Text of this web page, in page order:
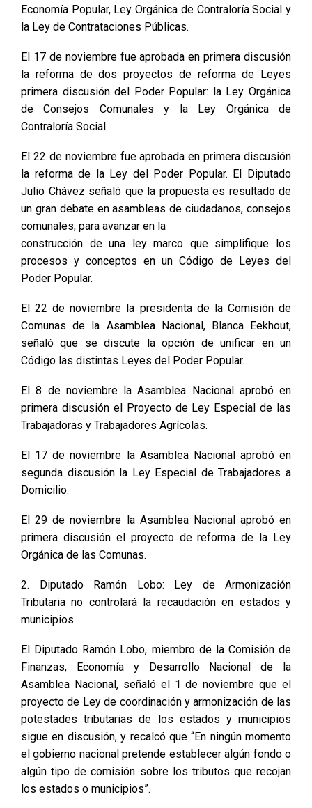
Economía Popular, Ley Orgánica de Contraloría Social y
la Ley de Contrataciones Públicas.
El 17 de noviembre fue aprobada en primera discusión
la reforma de dos proyectos de reforma de Leyes
primera discusión del Poder Popular: la Ley Orgánica
de Consejos Comunales y la Ley Orgánica de
Contraloría Social.
El 22 de noviembre fue aprobada en primera discusión
la reforma de la Ley del Poder Popular. El Diputado
Julio Chávez señaló que la propuesta es resultado de
un gran debate en asambleas de ciudadanos, consejos
comunales, para avanzar en la
construcción de una ley marco que simplifique los
procesos y conceptos en un Código de Leyes del
Poder Popular.
El 22 de noviembre la presidenta de la Comisión de
Comunas de la Asamblea Nacional, Blanca Eekhout,
señaló que se discute la opción de unificar en un
Código las distintas Leyes del Poder Popular.
El 8 de noviembre la Asamblea Nacional aprobó en
primera discusión el Proyecto de Ley Especial de las
Trabajadoras y Trabajadores Agrícolas.
El 17 de noviembre la Asamblea Nacional aprobó en
segunda discusión la Ley Especial de Trabajadores a
Domicilio.
El 29 de noviembre la Asamblea Nacional aprobó en
primera discusión el proyecto de reforma de la Ley
Orgánica de las Comunas.
2. Diputado Ramón Lobo: Ley de Armonización
Tributaria no controlará la recaudación en estados y
municipios
El Diputado Ramón Lobo, miembro de la Comisión de
Finanzas, Economía y Desarrollo Nacional de la
Asamblea Nacional, señaló el 1 de noviembre que el
proyecto de Ley de coordinación y armonización de las
potestades tributarias de los estados y municipios
sigue en discusión, y recalcó que “En ningún momento
el gobierno nacional pretende establecer algún fondo o
algún tipo de comisión sobre los tributos que recojan
los estados o municipios”.